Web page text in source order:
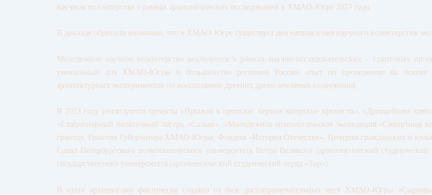
научном волонтерстве в рамках археологических исследований в ХМАО-Югре 2023 года.
В докладе обратили внимание, что в ХМАО-Югре существует два направления научного волонтерства:
Молодежное научное волонтерство реализуется в рамках научно-исследовательских – грантовых
уникальный для ХМАО-Югры и большинства регионов России опыт по проведению на основе
архитектурных экспериментов по воссозданию древних древо-земляных сооружений.
В 2023 году реализуются проекты «Прыжок в прошлое: первые югорские крепости», «Древнейшие
«Стационарный палаточный лагерь «Салым», «Молодежная археологическая экспедиция «Священная
грантов, Грантом Губернатора ХМАО-Югры, Фондом «История Отечества», Центром гражданских и
Санкт-Петербургского политехнического университета Петра Великого (археологический
государственного университета (археологический студенческий отряд «Тор»).
В итоге археологами фактически создано на базе достопримечательных мест ХМАО-Югры